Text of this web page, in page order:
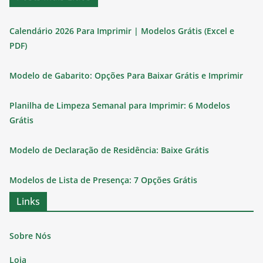
Calendário 2026 Para Imprimir | Modelos Grátis (Excel e
PDF)
Modelo de Gabarito: Opções Para Baixar Grátis e Imprimir
Planilha de Limpeza Semanal para Imprimir: 6 Modelos
Grátis
Modelo de Declaração de Residência: Baixe Grátis
Modelos de Lista de Presença: 7 Opções Grátis
Links
Sobre Nós
Loja